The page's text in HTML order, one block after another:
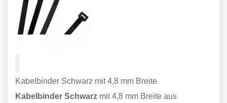
Kabelbinder Schwarz mit 4,8 mm Breite
Kabelbinder Schwarz mit 4,8 mm Breite aus